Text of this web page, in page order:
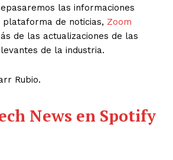
las informaciones
de noticias, Zoom
de las actualizaciones de las
de la industria.
Rubio.
News en Spotify